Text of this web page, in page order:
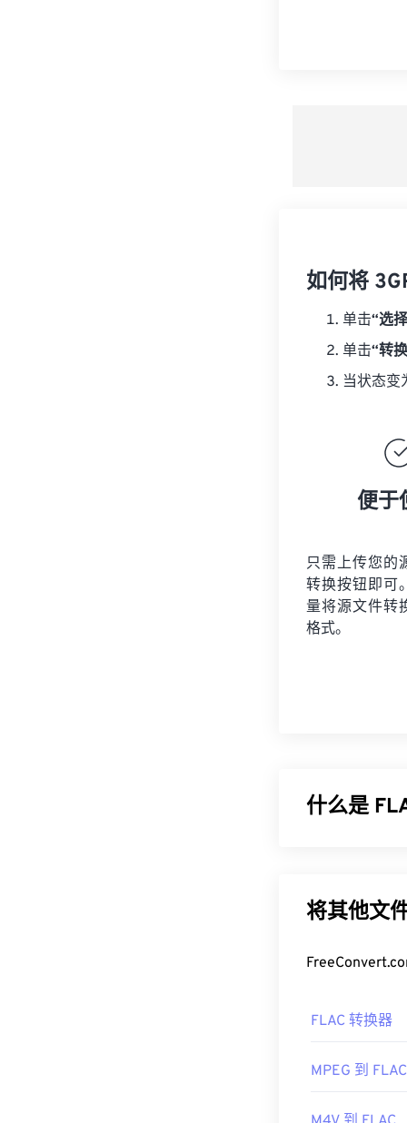
如何将
单击“选
单击“转
当状态变
便于
只需上传您的
转换按钮即可
量将源文件转
格式。
什么是
左右，从而实现
Audiocogs
首次发行：
将其他文
FLAC 转换器
MPEG 到 FLAC